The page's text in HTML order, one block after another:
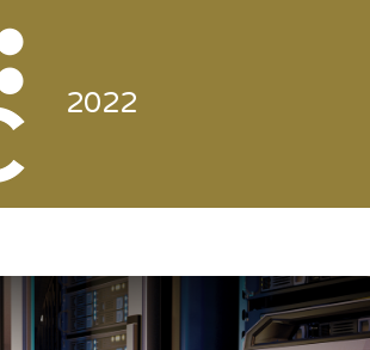
2022
de Consumo y Comercial